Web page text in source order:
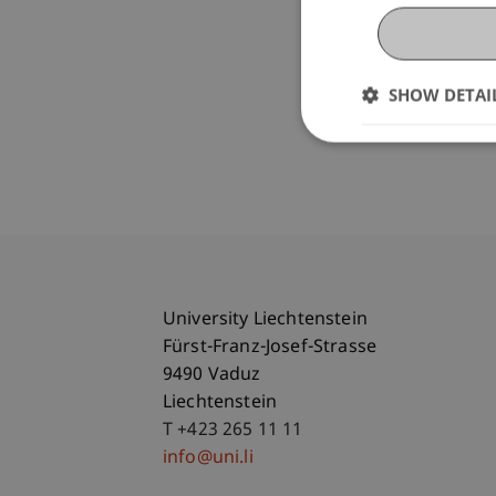
University Liechtenstein
Fürst-Franz-Josef-Strasse
9490 Vaduz
Liechtenstein
T +423 265 11 11
info@uni.li
SHOW